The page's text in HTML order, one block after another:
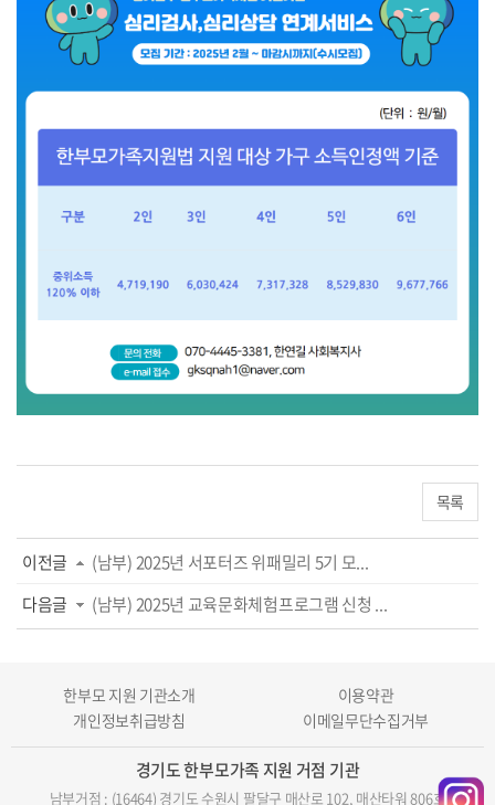
목록
이전글
(남부) 2025년 서포터즈 위패밀리 5기 모...
다음글
(남부) 2025년 교육문화체험프로그램 신청 ...
한부모 지원 기관소개
이용약관
개인정보취급방침
이메일무단수집거부
경기도 한부모가족 지원 거점 기관
남부거점 : (16464) 경기도 수원시 팔달구 매산로 102, 매산타워 806호